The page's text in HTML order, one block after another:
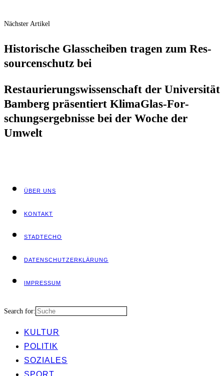
Nächster Artikel
His­to­ri­sche Glas­schei­ben tra­gen zum Res­
sour­cen­schutz bei
Restau­rie­rungs­wis­sen­schaft der Uni­ver­si­tät
Bam­berg prä­sen­tiert Kli­ma­Glas-For­
schungs­er­geb­nis­se bei der Woche der
Umwelt
ÜBER UNS
KON­TAKT
STADT­ECHO
DATEN­SCHUTZ­ER­KLÄ­RUNG
IMPRES­SUM
Search for:
KUL­TUR
POLI­TIK
SOZIA­LES